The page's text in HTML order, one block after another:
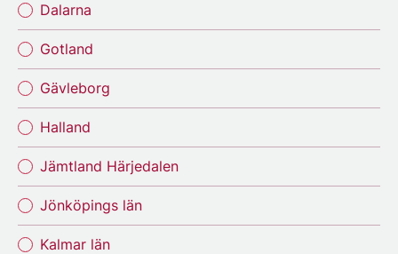
Dalarna
Gotland
Gävleborg
Halland
Jämtland Härjedalen
Jönköpings län
Kalmar län